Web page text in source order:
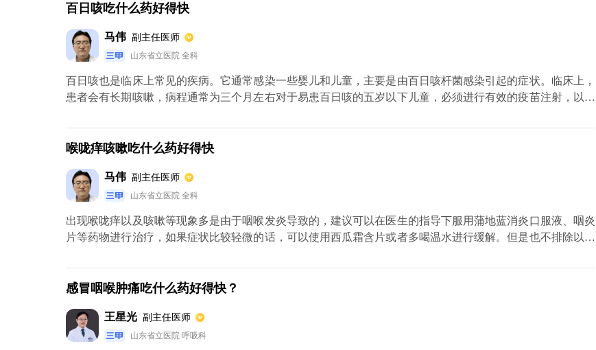
多，在进行治疗时可先查询到具体病因，再做针对治疗。
百日咳吃什么药好得快
马伟 副主任医师
山东省立医院 全科
百日咳也是临床上常见的疾病。它通常感染一些婴儿和儿童，主要是由百日咳杆菌感染引起的症状。临床上，
患者会有长期咳嗽，病程通常为三个月左右对于易患百日咳的五岁以下儿童，必须进行有效的疫苗注射，以避
儿童咳嗽出痰或呕吐出胃内容物，这可以稍微缓解。对于儿童百日咳，我们的治疗主要是给予一些抗感染治
疗。治疗百日咳的首选药物是大环内酯类抗生素，如红霉素或罗红霉素。一般疗程不少于十天，部分症状严重
能取得良好的治疗效果。
喉咙痒咳嗽吃什么药好得快
马伟 副主任医师
山东省立医院 全科
出现喉咙痒以及咳嗽等现象多是由于咽喉发炎导致的，建议可以在医生的指导下服用蒲地蓝消炎口服液、咽炎
片等药物进行治疗，如果症状比较轻微的话，可以使用西瓜霜含片或者多喝温水进行缓解。但是也不排除以上
往医院检查血常规、过敏原。如果是由于过敏造成的，可以服用扑尔敏等药物进行治疗，如果是呼吸道感染，
则可以服用阿莫西林等抗生素进行治疗。
感冒咽喉肿痛吃什么药好得快？
王星光 副主任医师
山东省立医院 呼吸科